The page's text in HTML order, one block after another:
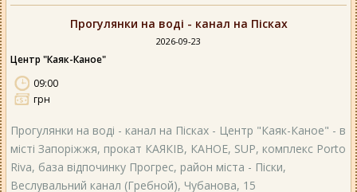
Прогулянки на воді - канал на Пісках
2026-09-23
Центр "Каяк-Каное"
09:00
грн
Прогулянки на воді - канал на Пісках - Центр "Каяк-Каное" - в
місті Запоріжжя, прокат КАЯКІВ, КАНОЕ, SUP, комплекс Porto
Riva, база відпочинку Прогрес, район міста - Піски,
Веслувальний канал (Гребной), Чубанова, 15